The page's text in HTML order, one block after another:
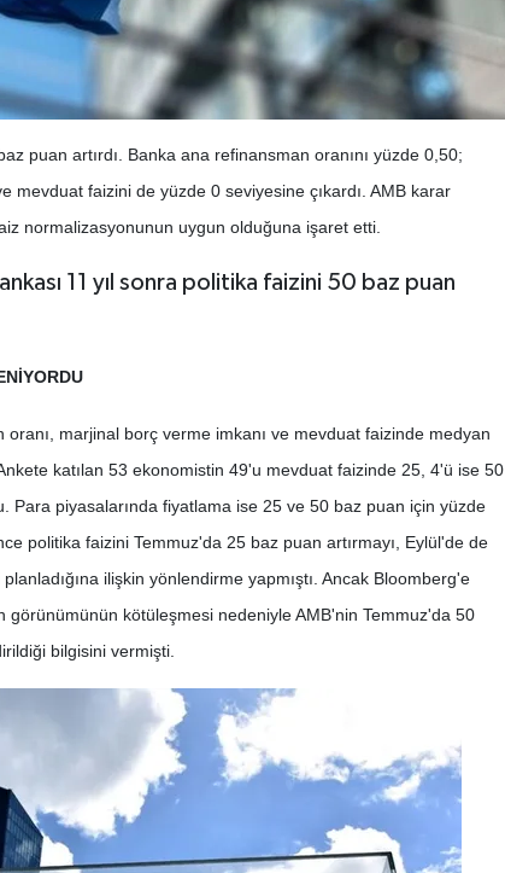
puan artırdı. Banka ana refinansman oranını yüzde 0,50;
mevduat faizini de yüzde 0 seviyesine çıkardı. AMB karar
normalizasyonunun uygun olduğuna işaret etti.
marjinal borç verme imkanı ve mevduat faizinde medyan
katılan 53 ekonomistin 49'u mevduat faizinde 25, 4'ü ise 50
Para piyasalarında fiyatlama ise 25 ve 50 baz puan için yüzde
politika faizini Temmuz'da 25 baz puan artırmayı, Eylül'de de
ilişkin yönlendirme yapmıştı. Ancak Bloomberg'e
görünümünün kötüleşmesi nedeniyle AMB'nin Temmuz'da 50
bilgisini vermişti.